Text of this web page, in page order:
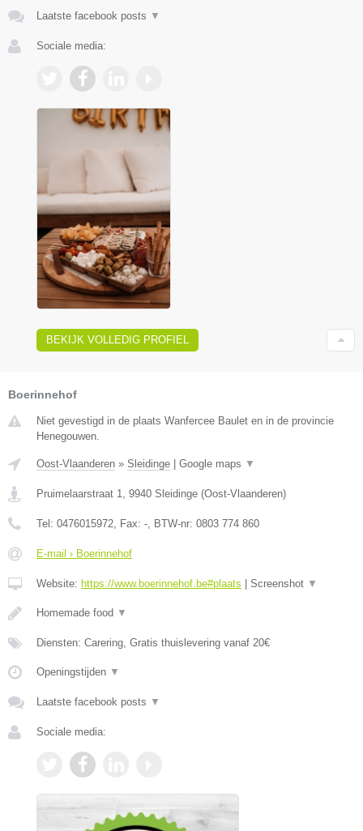
Laatste facebook posts ▼
Sociale media:
BEKIJK VOLLEDIG PROFIEL
Boerinnehof
Niet gevestigd in de plaats Wanfercee Baulet en in de provincie
Henegouwen.
Oost-Vlaanderen » Sleidinge Google maps ▼
Pruimelaarstraat 1, 9940 Sleidinge (Oost-Vlaanderen)
Tel: 0476015972, Fax: -, BTW-nr: 0803 774 860
E-mail › Boerinnehof
Website: https://www.boerinnehof.be#plaats Screenshot ▼
Homemade food ▼
Diensten: Carering, Gratis thuislevering vanaf 20€
Openingstijden ▼
Laatste facebook posts ▼
Sociale media: